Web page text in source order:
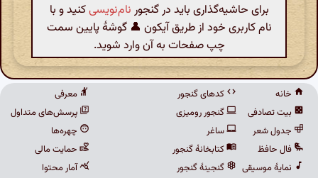
برای حاشیه‌گذاری باید در گنجور نام‌نویسیکنید و با
نام کاربری خود از طریق آیکون 👤 گوشهٔ پایین سمت
چپ صفحات به آن وارد شوید.
خانه
بیت تصادفی
جدول شعر
فال حافظ
نمایهٔ موسیقی
کدهای گنجور
گنجور رومیزی
ساغر
کتابخانهٔ گنجور
گنجینهٔ گنجور
معرفی
پرسش‌های متداول
چهره‌ها
حمایت مالی
آمار محتوا